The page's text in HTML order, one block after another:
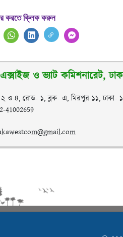
করতে ক্লিক করুন
ও ভ্যাট কমিশনারেট,
২ ও ৪, রোড- ১, ব্লক- এ, মিরপুর-১১, ঢাকা-
41002659